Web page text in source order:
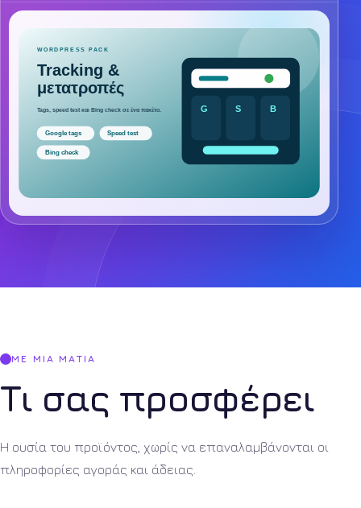
ΜΕ ΜΙΑ ΜΑΤΙΆ
Τι σας προσφέρει
Η ουσία του προϊόντος, χωρίς να επαναλαμβάνονται οι
πληροφορίες αγοράς και άδειας.